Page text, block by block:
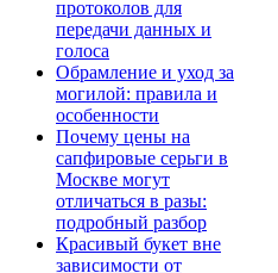
протоколов для
передачи данных и
голоса
Обрамление и уход за
могилой: правила и
особенности
Почему цены на
сапфировые серьги в
Москве могут
отличаться в разы:
подробный разбор
Красивый букет вне
зависимости от